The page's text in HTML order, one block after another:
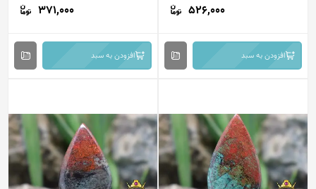
526,000
افزودن به سبد
371,000
افزودن به سبد